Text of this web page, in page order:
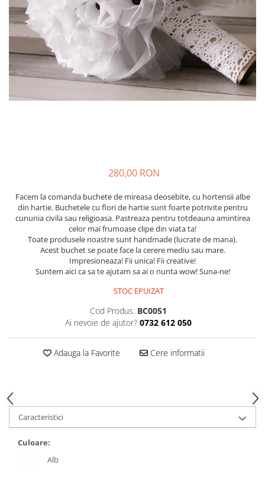
280,00 RON
Facem la comanda buchete de mireasa deosebite, cu hortensii albe
din hartie. Buchetele cu flori de hartie sunt foarte potrivite pentru
cununia civila sau religioasa. Pastreaza pentru totdeauna amintirea
celor mai frumoase clipe din viata ta!
Toate produsele noastre sunt handmade (lucrate de mana).
Acest buchet se poate face la cerere mediu sau mare.
Impresioneaza! Fii unica! Fii creative!
Suntem aici ca sa te ajutam sa ai o nunta wow! Suna-ne!
STOC EPUIZAT
Cod Produs: BC0051
Ai nevoie de ajutor? 0732 612 050
Adauga la Favorite Cere informatii
Caracteristici
Culoare:
Alb